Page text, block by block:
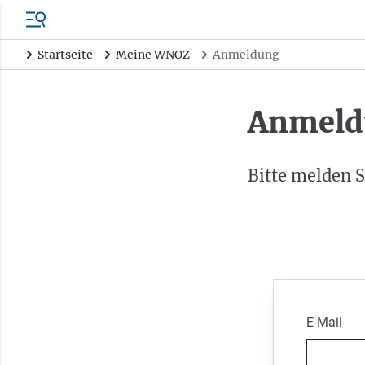
Startseite Meine WNOZ Anmeldung
Bitte melden
E-Mail